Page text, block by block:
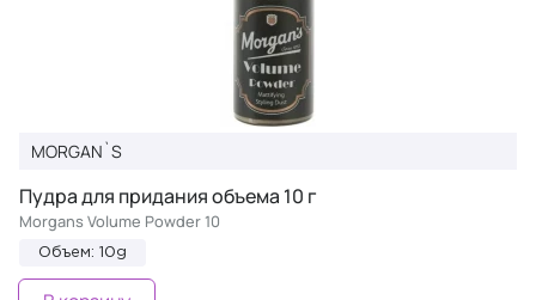
MORGAN`S
Пудра для придания объема 10 г
Morgans Volume Powder 10
Объем: 10g